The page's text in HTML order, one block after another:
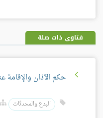
فتاوى ذات صلة
حكم الآذان والإقامة
البدع والمحدثات